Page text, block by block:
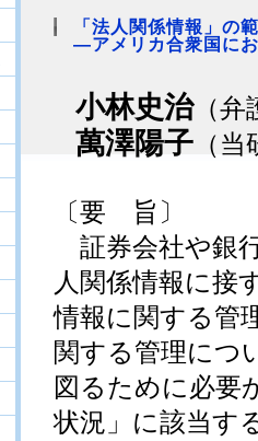
「法人関係情報」の
―アメリカ合衆国に
小林史治（弁
萬澤陽子 （
〔要 旨〕
証券会社や銀
人関係情報に接
情報に関する管
関する管理につ
図るために必要
状況」に該当す